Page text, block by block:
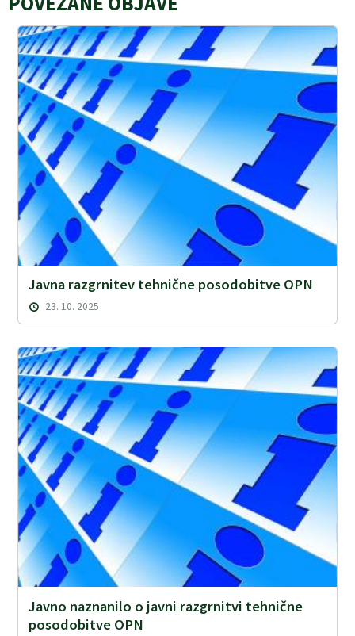
Javna razgrnitev tehnične posodobitve OPN
23. 10. 2025
Javno naznanilo o javni razgrnitvi tehnične
posodobitve OPN